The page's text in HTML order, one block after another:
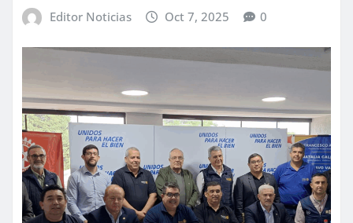
Editor Noticias Oct 7, 2025 0